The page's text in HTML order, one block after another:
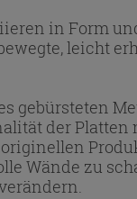
in Form
leicht
gebürsteten
der Platten
Wände zu